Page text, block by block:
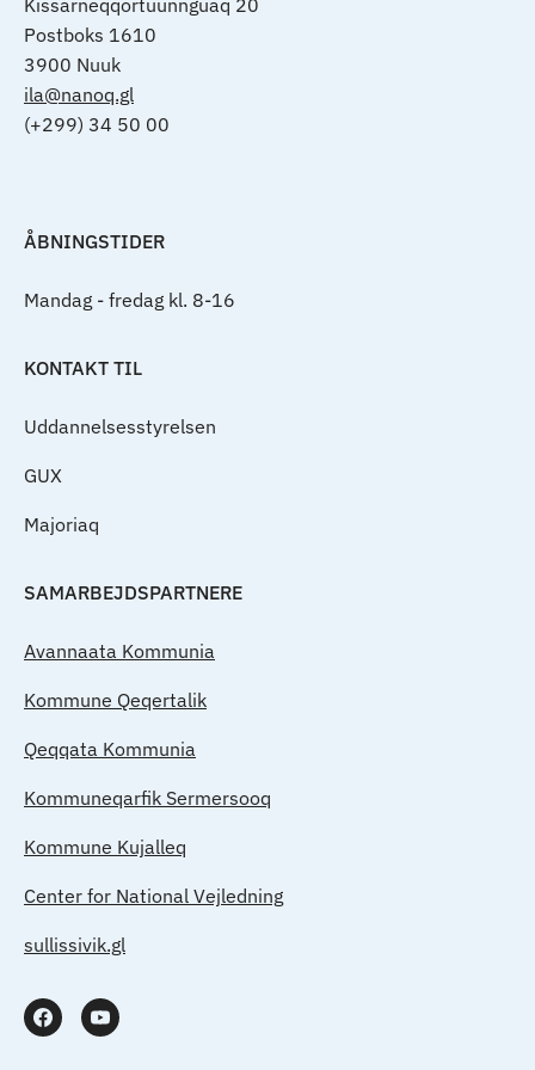
Kissarneqqortuunnguaq 20
Postboks 1610
3900 Nuuk
ila@nanoq.gl
(+299) 34 50 00
ÅBNINGSTIDER
Mandag - fredag kl. 8-16
KONTAKT TIL
Uddannelsesstyrelsen
GUX
Majoriaq
SAMARBEJDSPARTNERE
Avannaata Kommunia
Kommune Qeqertalik
Qeqqata Kommunia
Kommuneqarfik Sermersooq
Kommune Kujalleq
Center for National Vejledning
sullissivik.gl